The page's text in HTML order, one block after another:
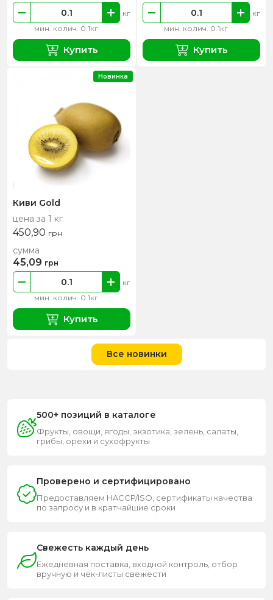
мин. колич. 0.1кг
кг
Купить
мин. колич. 0.1кг
кг
Купить
Киви Gold
цена за 1 кг
450,90 грн
мин. колич. 0.1кг
кг
сумма
45,09 грн
Купить
Новинка
Все новинки
500+ позиций в каталоге
Фрукты, овощи, ягоды, экзотика, зелень, салаты,
грибы, орехи и сухофрукты
Проверено и сертифицировано
Предоставляем HACCP/ISO, сертификаты качества
по запросу и в кратчайшие сроки
Свежесть каждый день
Ежедневная поставка, входной контроль, отбор
вручную и чек-листы свежести